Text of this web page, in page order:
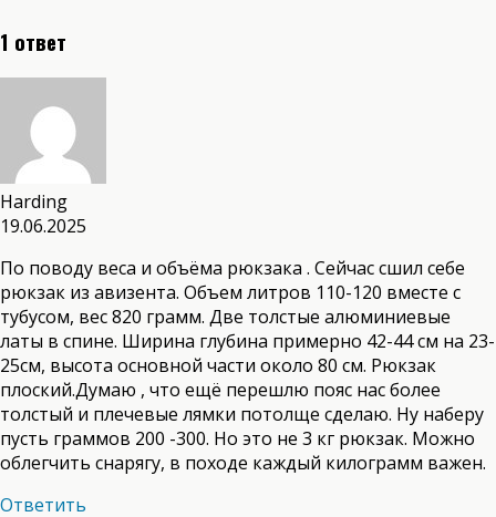
1 ответ
Harding
19.06.2025
По поводу веса и объёма рюкзака . Сейчас сшил себе
рюкзак из авизента. Объем литров 110-120 вместе с
тубусом, вес 820 грамм. Две толстые алюминиевые
латы в спине. Ширина глубина примерно 42-44 см на 23-
25см, высота основной части около 80 см. Рюкзак
плоский.Думаю , что ещё перешлю пояс нас более
толстый и плечевые лямки потолще сделаю. Ну наберу
пусть граммов 200 -300. Но это не 3 кг рюкзак. Можно
облегчить снарягу, в походе каждый килограмм важен.
Ответить